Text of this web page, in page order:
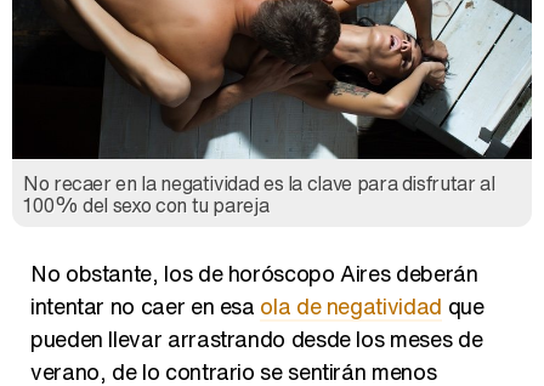
No recaer en la negatividad es la clave para disfrutar al
100% del sexo con tu pareja
No obstante, los de horóscopo Aires deberán
intentar no caer en esa ola de negatividad que
pueden llevar arrastrando desde los meses de
verano, de lo contrario se sentirán menos